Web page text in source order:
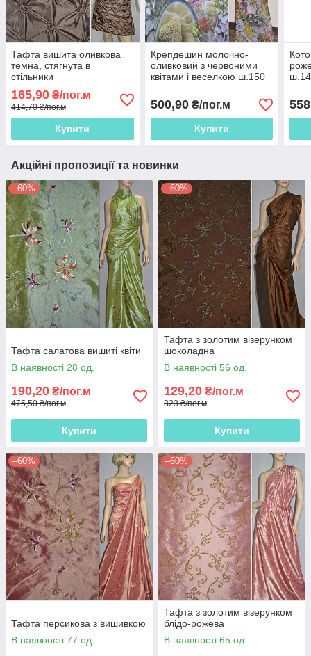
Тафта вишита оливкова
темна, стягнута в
стільники
165,90 ₴/пог.м
414,70 ₴/пог.м
Купити
Крепдешин молочно-
оливковий з червоними
квітами і веселкою ш.150
500,90₴/пог.м
Купити
Акційні пропозиції та новинки
–60%
Тафта салатова вишиті квіти
В наявності 28 од.
190,20 ₴/пог.м
475,50 ₴/пог.м
Купити
–60%
Тафта з золотим візерунком
шоколадна
В наявності 56 од.
129,20 ₴/пог.м
323 ₴/пог.м
Купити
–60%
Тафта персикова з вишивкою
В наявності 77 од.
–60%
Тафта з золотим візерунком
блідо-рожева
В наявності 65 од.